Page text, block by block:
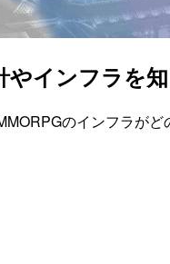
やインフラを
のインフラが